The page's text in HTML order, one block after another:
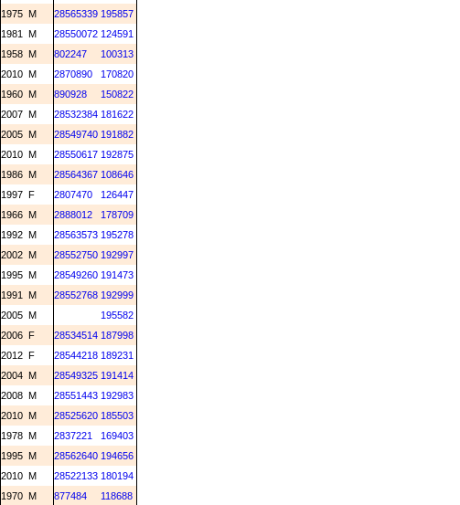
1975 M 28565339 195857
1981 M 28550072 124591
1958 M 802247
100313
2010 M 2870890
170820
1960 M 890928
150822
2007 M 28532384 181622
2005 M 28549740 191882
2010 M 28550617 192875
1986 M 28564367 108646
1997 F 2807470
126447
1966 M 2888012
178709
1992 M 28563573 195278
2002 M 28552750 192997
1995 M 28549260 191473
1991 M 28552768 192999
2005 M
195582
2006 F 28534514 187998
2012 F 28544218 189231
2004 M 28549325 191414
2008 M 28551443 192983
2010 M 28525620 185503
1978 M 2837221
169403
1995 M 28562640 194656
2010 M 28522133 180194
1970 M 877484 118688